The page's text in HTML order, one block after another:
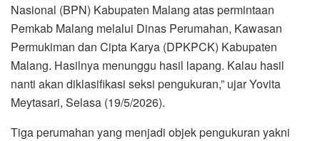
Nasional (BPN) Kabupaten Malang atas permintaan
Pemkab Malang melalui Dinas Perumahan, Kawasan
Permukiman dan Cipta Karya (DPKPCK) Kabupaten
Malang. Hasilnya menunggu hasil lapang. Kalau hasil
nanti akan diklasifikasi seksi pengukuran,” ujar Yovita
Meytasari, Selasa (19/5/2026).
Tiga perumahan yang menjadi objek pengukuran yakni